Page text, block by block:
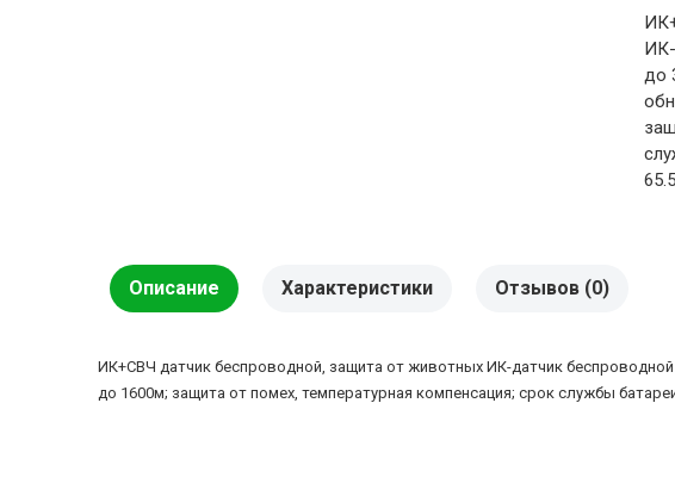
до
Описание Характеристики Отзывов (0)
ИК+СВЧ датчик беспроводной, защита от животных ИК-датчик
до 1600м; защита от помех, температурная компенсация; срок службы